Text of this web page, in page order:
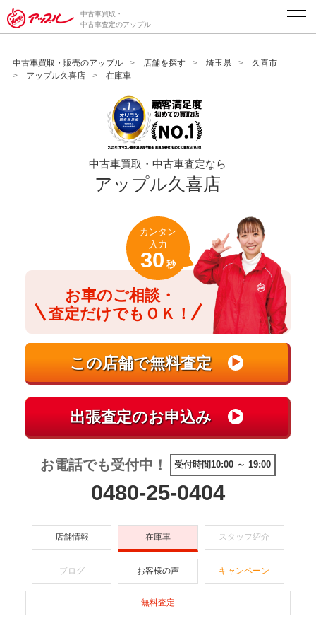
/*ABテスト_新規査定フォームの為のCVボタン*/
中古車買取・
中古車査定のアップル
中古車買取・販売のアップル 店舗を探す 埼玉県
久喜市
アップル久喜店
在庫車
中古車買取・中古車査定なら
アップル久喜店
お車のご相談・
査定だけでもＯＫ！
カンタン
入力
30 秒
お電話でも受付中！ 受付時間10:00 ～ 19:00
0480-25-0404
店舗情報 在庫車 スタッフ紹介
ブログ お客様の声 キャンペーン
無料査定